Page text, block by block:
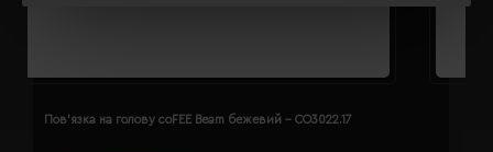
Пов'язка на голову coFEE Beam бежевий - CO3022.17